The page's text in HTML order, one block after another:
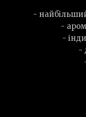
-
-
-
-